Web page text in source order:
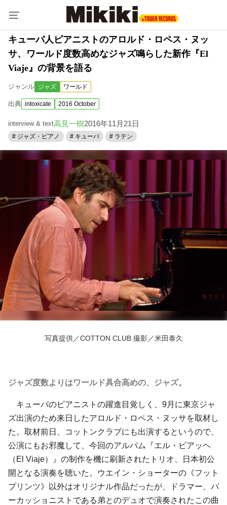
キューバ人ピアニストのアロルド・ロペス・ヌッ
サ、ワールド度数高めなジャズ鳴らした新作『El
Viaje』の背景を語る
ジャンル ジャズ ワールド
出典 intoxicate 2016 October
interview & text高見一樹2016年11月21日
# ジャズ・ピアノ # キューバ # ラテン
写真提供／COTTON CLUB 撮影／米田泰久
ジャズ度数よりはワールド具合高めの、ジャズ。
キューバのピアニストの躍進目覚しく、9月に東京ジャ
ズ出演のため来日したアロルド・ロペス・ヌッサを取材し
た。取材前日、コットンクラブにも出演するというので、
公演にもお邪魔して、今回のアルバム『エル・ビアッヘ
（El Viaje）』の制作を機に刷新されたトリオ、日本初公
開となる演奏を聴いた。
ウエイン・ショーターの《フット
プリンツ》以外はオリジナル作品だったが、ドラマー、パ
ーカッショニストである弟とのデュオで演奏されたこの曲